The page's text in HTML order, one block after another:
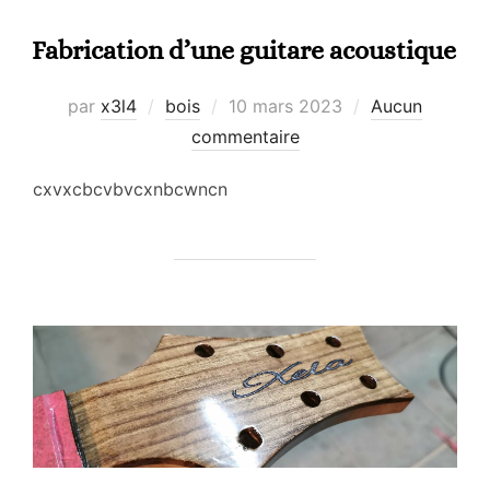
Fabrication d’une guitare acoustique
par x3l4 bois
Publié
le
10 mars 2023
Aucun
commentaire
cxvxcbcvbvcxnbcwncn